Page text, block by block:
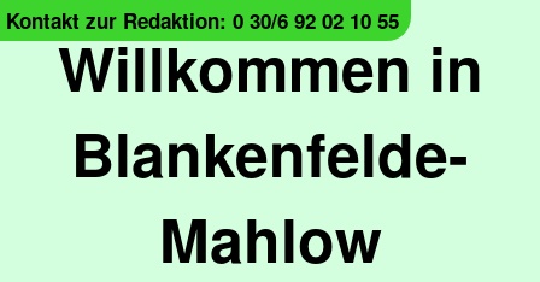
Willkommen in
Blankenfelde-
Mahlow
Kontakt zur Redaktion: 0 30/6 92 02 10 55